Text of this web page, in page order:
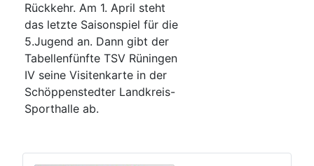
Rückkehr. Am 1. April steht
das letzte Saisonspiel für die
5.Jugend an. Dann gibt der
Tabellenfünfte TSV Rüningen
IV seine Visitenkarte in der
Schöppenstedter Landkreis-
Sporthalle ab.